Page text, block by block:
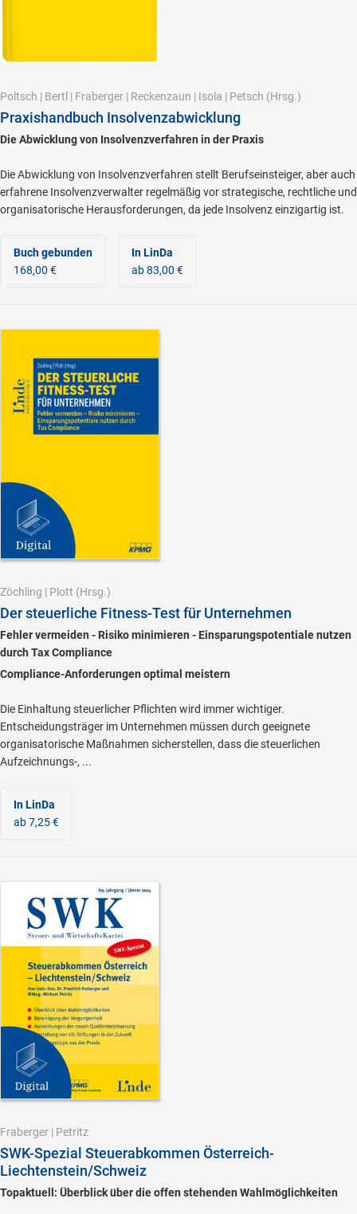
Poltsch | Bertl | Fraberger | Reckenzaun | Isola | Petsch (Hrsg.)
Praxishandbuch Insolvenzabwicklung
Die Abwicklung von Insolvenzverfahren in der Praxis
Die Abwicklung von Insolvenzverfahren stellt Berufseinsteiger, aber auch
erfahrene Insolvenzverwalter regelmäßig vor strategische, rechtliche und
organisatorische Herausforderungen, da jede Insolvenz einzigartig ist.
Buch gebunden
168,00 €
In LinDa
ab 83,00 €
Zöchling | Plott (Hrsg.)
Der steuerliche Fitness-Test für Unternehmen
Fehler vermeiden - Risiko minimieren - Einsparungspotentiale nutzen
durch Tax Compliance
Compliance-Anforderungen optimal meistern
Die Einhaltung steuerlicher Pflichten wird immer wichtiger.
Entscheidungsträger im Unternehmen müssen durch geeignete
organisatorische Maßnahmen sicherstellen, dass die steuerlichen
Aufzeichnungs-, ...
In LinDa
ab 7,25 €
Fraberger | Petritz
SWK-Spezial Steuerabkommen Österreich-
Liechtenstein/Schweiz
Topaktuell: Überblick über die offen stehenden Wahlmöglichkeiten